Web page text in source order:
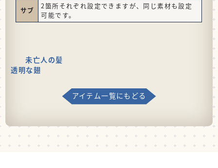
サブ
2箇所それぞれ設定できますが、同じ素材も設定
可能です。
未亡人の髪
透明な翅
アイテム一覧にもどる